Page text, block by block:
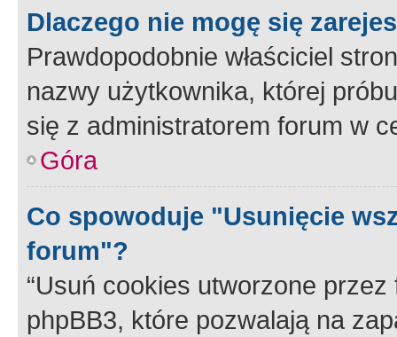
Dlaczego nie mogę się
Prawdopodobnie właściciel
nazwy użytkownika, której
się z administratorem forum w
Góra
Co spowoduje "Usunięcie
forum"?
“Usuń cookies utworzone
phpBB3, które pozwalają na